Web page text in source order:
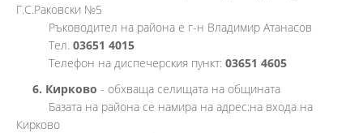
Г.С.Раковски №5
Ръководител на района е г-н Владимир Атанасов
Тел. 03651 4015
Телефон на диспечерския пункт: 03651 4605
6. Кирково - обхваща селищата на общината
Базата на района се намира на адрес:на входа на
Кирково